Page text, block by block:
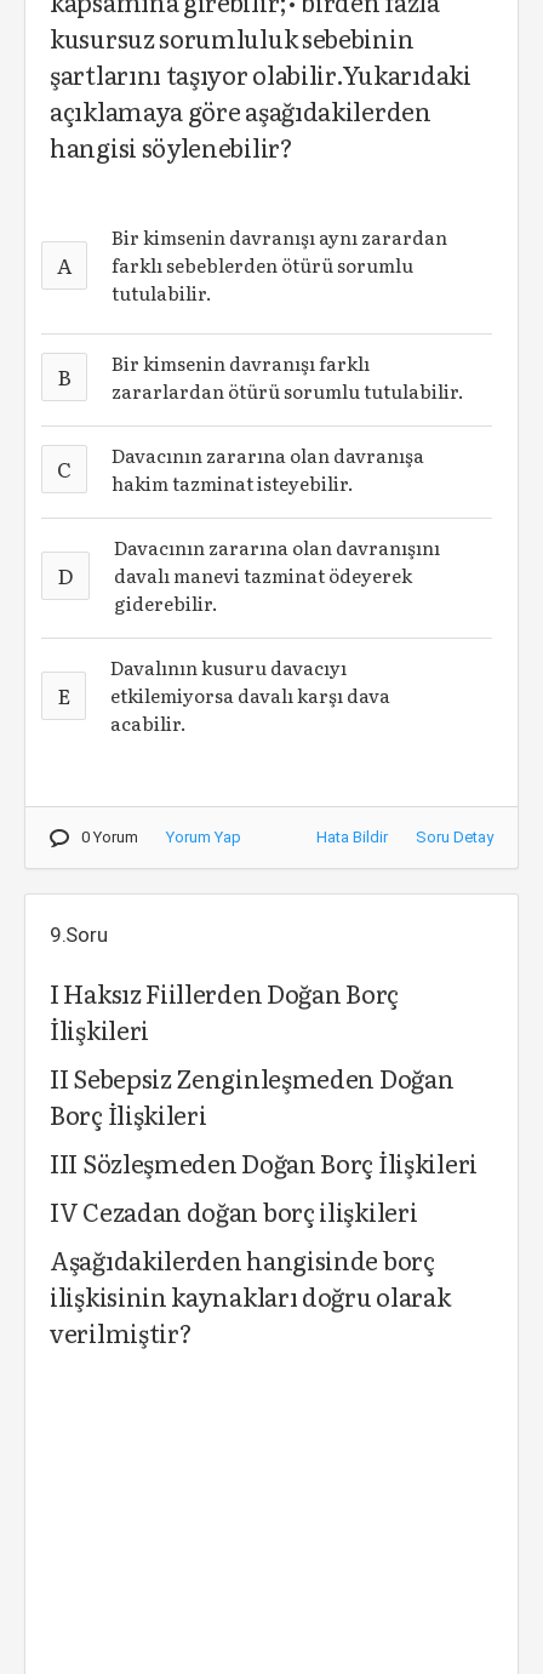
kusursuz sorumluluk sebebinin
şartlarını taşıyor olabilir.Yukarıdaki
açıklamaya göre aşağıdakilerden
hangisi söylenebilir?
A
Bir kimsenin davranışı aynı zarardan
farklı sebeblerden ötürü sorumlu
tutulabilir.
B
Bir kimsenin davranışı farklı
zararlardan ötürü sorumlu tutulabilir.
C
Davacının zararına olan davranışa
hakim tazminat isteyebilir.
D
Davacının zararına olan davranışını
davalı manevi tazminat ödeyerek
giderebilir.
E
Davalının kusuru davacıyı
etkilemiyorsa davalı karşı dava
acabilir.
0 Yorum Yorum Yap Hata Bildir Soru Detay
9.Soru
I Haksız Fiillerden Doğan Borç
İlişkileri
II Sebepsiz Zenginleşmeden Doğan
Borç İlişkileri
III Sözleşmeden Doğan Borç İlişkileri
IV Cezadan doğan borç ilişkileri
Aşağıdakilerden hangisinde borç
ilişkisinin kaynakları doğru olarak
verilmiştir?